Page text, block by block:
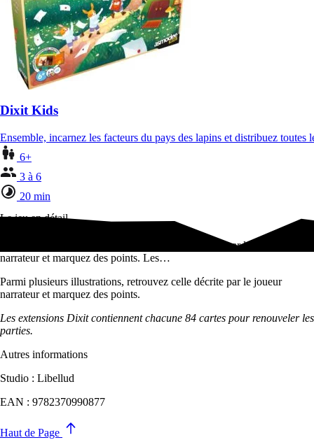
Dixit Kids
Ensemble, incarnez les facteurs du pays des lapins et distribuez
6+
3 à 6
20 min
Le jeu en détail
Parmi plusieurs illustrations, retrouvez celle décrite par le joueur
narrateur et marquez des points. Les…
Parmi plusieurs illustrations, retrouvez celle décrite par le joueur
narrateur et marquez des points.
Les extensions Dixit contiennent chacune 84 cartes pour renouveler les
parties.
Autres informations
Studio : Libellud
EAN : 9782370990877
Haut de Page